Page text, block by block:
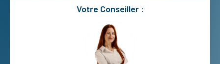
Votre Conseiller :